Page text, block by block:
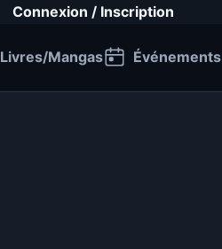
Connexion / Inscription
Livres/Mangas Événements